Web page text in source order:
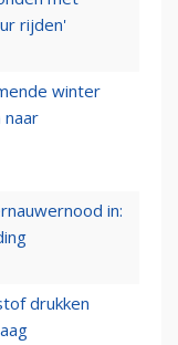
rijden'
winter
naar
in:
drukken